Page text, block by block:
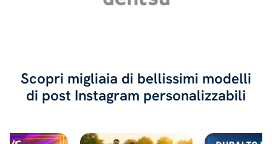
Scopri migliaia di bellissimi modelli
di post Instagram personalizzabili